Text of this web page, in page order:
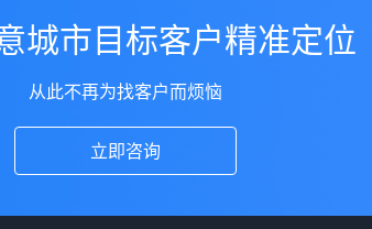
城市目标客户精准定位
从此不再为找客户而烦恼
立即咨询